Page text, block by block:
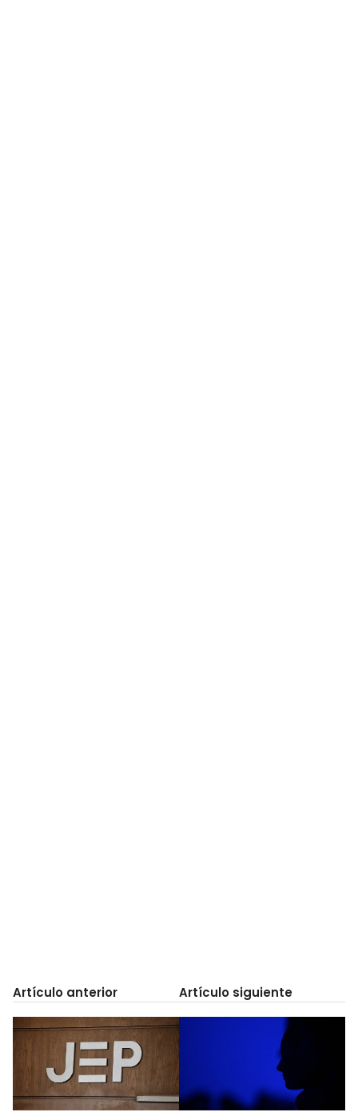
Artículo anterior Artículo siguiente